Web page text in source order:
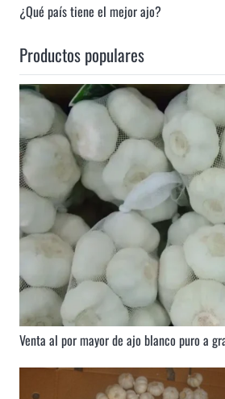
¿Qué país tiene el mejor ajo?
Productos populares
Venta al por mayor de ajo blanco puro a